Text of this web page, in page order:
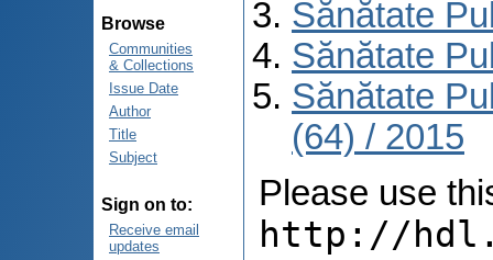
Browse
Communities
& Collections
Issue Date
Author
Title
Subject
Sign on to:
Receive email
updates
Sănătate
Sănătate
Sănătate
(64) / 2015
Please use
http://